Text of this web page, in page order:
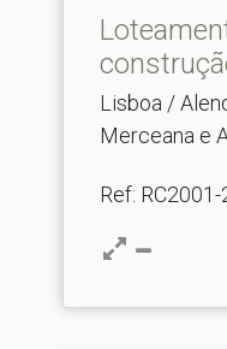
em Me.​..
Lisboa /
Merceana e
Ref: